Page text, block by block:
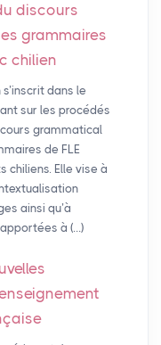
discours
grammaires
chilien
dans le
sur les procédés
grammatical
de FLE
chiliens. Elle vise à
ainsi qu’à
à (…)